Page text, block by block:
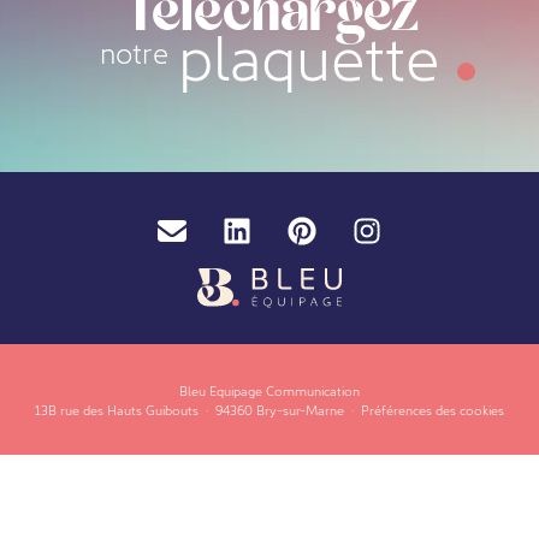
Téléchargez
notre plaquette
Email LinkedInPinterestInstagram
Bleu Equipage Communication
13B rue des Hauts Guibouts · 94360 Bry-sur-Marne · Préférences des cookies